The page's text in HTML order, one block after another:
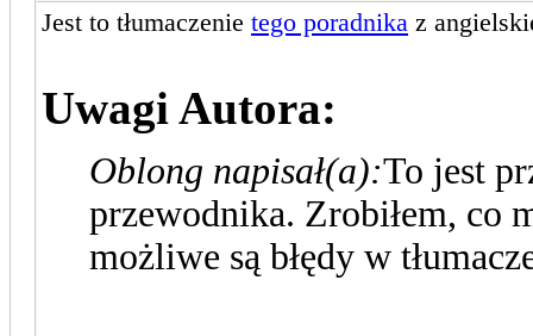
Jest to tłumaczenie tego poradnika z
Uwagi Autora:
Oblong napisał(a):To jest
przewodnika. Zrobiłem, co
możliwe są błędy w